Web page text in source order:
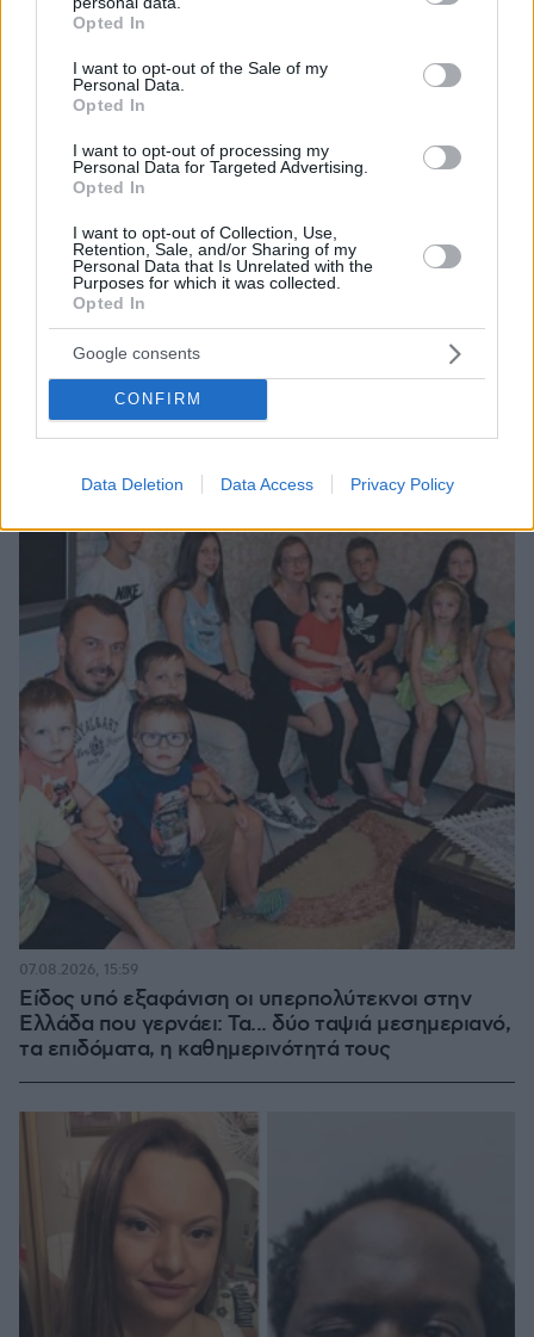
grant or deny consent to Google and its third-party tags to
use your data for below specified purposes in below Google
consent section.
Opted In
I want to opt-out of the Sale of my
Personal Data.
Opted In
I want to opt-out of processing my
Personal Data for Targeted Advertising.
Opted In
I want to opt-out of Collection, Use,
Retention, Sale, and/or Sharing of my
Personal Data that Is Unrelated with the
Purposes for which it was collected.
Opted In
Google consents
CONFIRM
Data Deletion Data Access Privacy Policy
«Πόσα θέλεις για το κορίτσι;»: Τουρίστας στην
Κρήτη ζητά... τιμή για να ασελγήσει σε ανήλικη, τι
καταγγέλλει ο ιδιοκτήτης επιχείρησης
07.08.2026, 18:22
Είδος υπό εξαφάνιση οι υπερπολύτεκνοι στην
Ελλάδα που γερνάει: Τα... δύο ταψιά μεσημεριανό,
τα επιδόματα, η καθημερινότητά τους
07.08.2026, 15:59